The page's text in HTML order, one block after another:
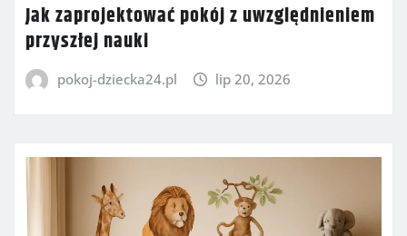
Jak zaprojektować pokój z uwzględnieniem
przyszłej nauki
pokoj-dziecka24.pl lip 20, 2026